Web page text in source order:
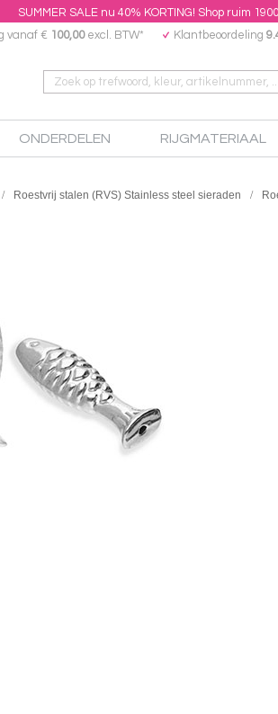
SUMMER SALE nu 40% KORTING! Shop ruim
vanaf € 100,00excl. BTW* Klantbeoordeling
ONDERDELEN RIJGMATERIAAL
Roestvrij stalen (RVS) Stainless steel sieraden